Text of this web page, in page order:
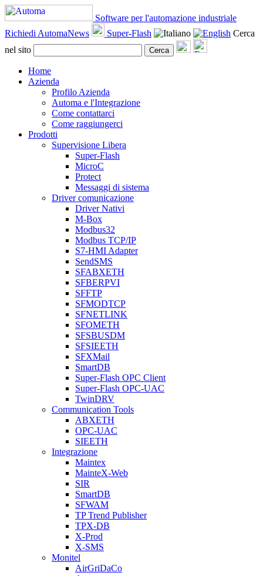
Software per l'automazione industriale
Richiedi AutomaNews
Super-Flash
Cerca
nel sito
Cerca
Home
Azienda
Profilo Azienda
Automa e l'Integrazione
Come contattarci
Come raggiungerci
Prodotti
Supervisione Libera
Super-Flash
MicroC
Protect
Messaggi di sistema
Driver comunicazione
Driver Nativi
M-Box
Modbus32
Modbus TCP/IP
S7-HMI Adapter
SendSMS
SFABXETH
SFBERPVI
SFFTP
SFMODTCP
SFNETLINK
SFOMETH
SFSBUSDM
SFSIEETH
SFXMail
SmartDB
Super-Flash OPC Client
Super-Flash OPC-UAC
TwinDRV
Communication Tools
ABXETH
OPC-UAC
SIEETH
Integrazione
Maintex
MainteX-Web
SIR
SmartDB
SFWAM
TP Trend Publisher
TPX-DB
X-Prod
X-SMS
Monitel
AirGriDaCo